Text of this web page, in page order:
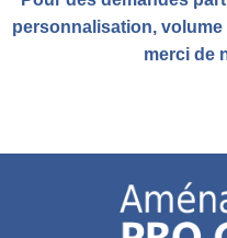
personnalisation,
merci de